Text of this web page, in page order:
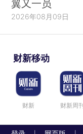
翼又一员
2026年08月09日
财新移动
财新 财新周